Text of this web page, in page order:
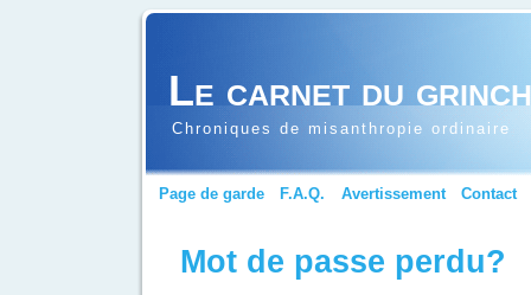
Le carnet du
Chroniques de misanthropie ordinaire
Page de garde F.A.Q. Avertissement Contact
Mot de passe perdu?